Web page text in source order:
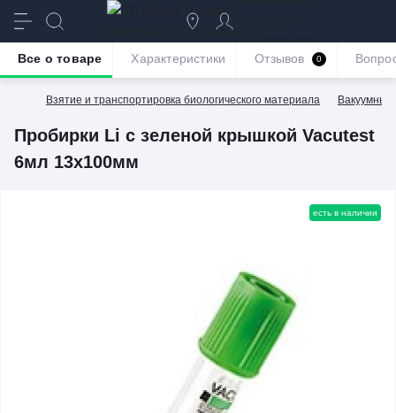
безупречное
обслуживание
Взятие и транспортировка биологического материала Вакуумные
Пробирки Li с зеленой крышкой Vacutest
6мл 13х100мм
Все о товаре Характеристики Отзывов 0
есть в наличии